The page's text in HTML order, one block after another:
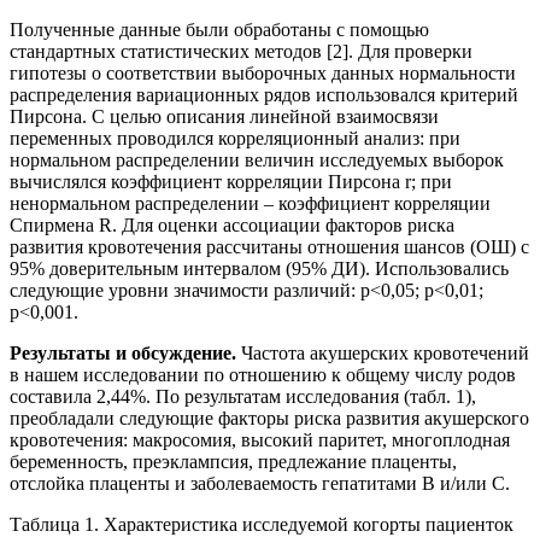
Полученные данные были обработаны с помощью
стандартных статистических методов [2]. Для проверки
гипотезы о соответствии выборочных данных нормальности
распределения вариационных рядов использовался критерий
Пирсона. С целью описания линейной взаимосвязи
переменных проводился корреляционный анализ: при
нормальном распределении величин исследуемых выборок
вычислялся коэффициент корреляции Пирсона r; при
ненормальном распределении – коэффициент корреляции
Спирмена R. Для оценки ассоциации факторов риска
развития кровотечения рассчитаны отношения шансов (ОШ) с
95% доверительным интервалом (95% ДИ). Использовались
следующие уровни значимости различий: p<0,05; p<0,01;
p<0,001.
Результаты и обсуждение. Частота акушерских кровотечений
в нашем исследовании по отношению к общему числу родов
составила 2,44%. По результатам исследования (табл. 1),
преобладали следующие факторы риска развития акушерского
кровотечения: макросомия, высокий паритет, многоплодная
беременность, преэклампсия, предлежание плаценты,
отслойка плаценты и заболеваемость гепатитами В и/или С.
Таблица 1. Характеристика исследуемой когорты пациенток